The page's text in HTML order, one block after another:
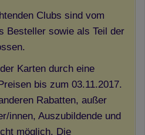
Clubs sind vom
Besteller sowie als Teil der
Karten durch eine
bis zum 03.11.2017.
Rabatten, außer
innen, Auszubildende und
möglich. Die